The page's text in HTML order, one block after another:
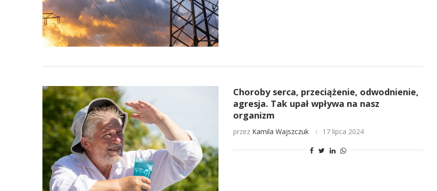
Choroby serca, przeciążenie, odwodnienie,
agresja. Tak upał wpływa na nasz
organizm
przez Kamila Wajszczuk 17 lipca 2024